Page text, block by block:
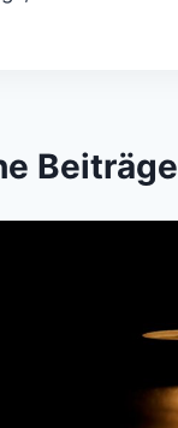
Beiträge